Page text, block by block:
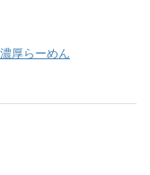
厚らーめん